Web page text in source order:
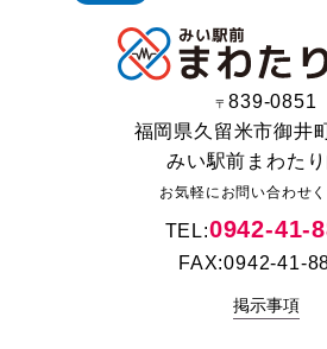
〒839-0851
福岡県久留米市御井
みい駅前まわた
お気軽にお問い合わせ
TEL:0942-41-
FAX:0942-41-
掲示事項